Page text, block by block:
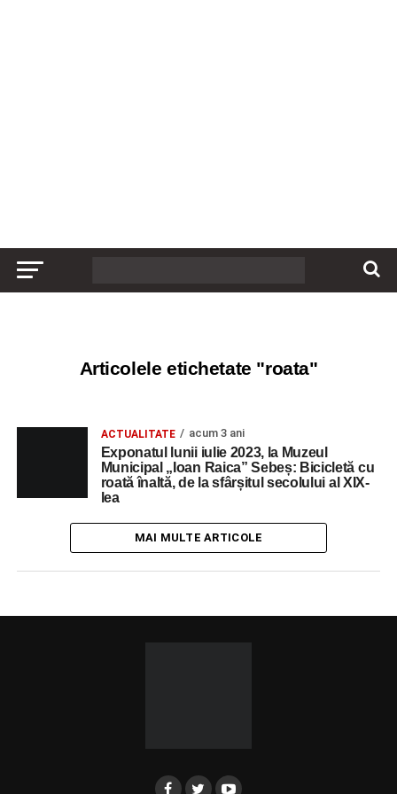
Articolele etichetate "roata"
ACTUALITATE acum 3 ani
Exponatul lunii iulie 2023, la Muzeul
Municipal „Ioan Raica” Sebeș: Bicicletă cu
roată înaltă, de la sfârșitul secolului al XIX-
lea
MAI MULTE ARTICOLE